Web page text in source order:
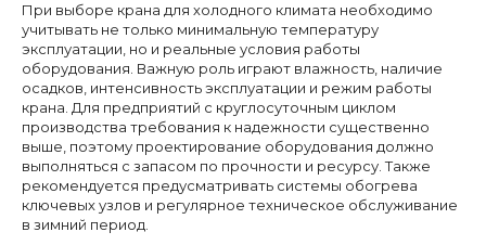
При выборе крана для холодного климата необходимо
учитывать не только минимальную температуру
эксплуатации, но и реальные условия работы
оборудования. Важную роль играют влажность, наличие
осадков, интенсивность эксплуатации и режим работы
крана. Для предприятий с круглосуточным циклом
производства требования к надежности существенно
выше, поэтому проектирование оборудования должно
выполняться с запасом по прочности и ресурсу. Также
рекомендуется предусматривать системы обогрева
ключевых узлов и регулярное техническое обслуживание
в зимний период.
+7
согласие